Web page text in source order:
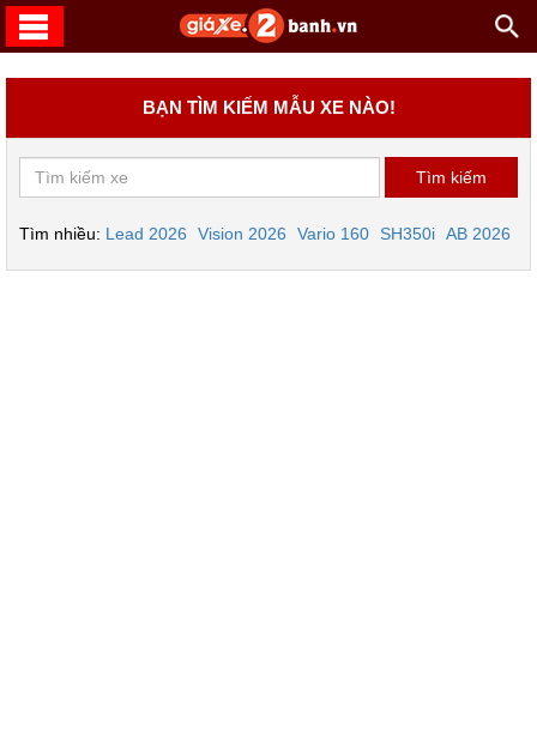
BẠN TÌM KIẾM MẪU XE NÀO!
Tìm nhiều: Lead 2026 Vision 2026 Vario 160 SH350i AB 2026